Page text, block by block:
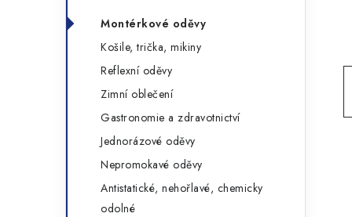
n
i
Montérkové oděvy
Košile, trička, mikiny
Reflexní oděvy
Zimní oblečení
Gastronomie a zdravotnictví
Jednorázové oděvy
Nepromokavé oděvy
Antistatické, nehořlavé, chemicky
odolné